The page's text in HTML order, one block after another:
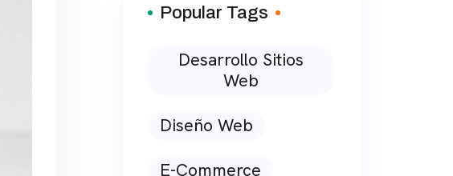
Popular Tags
Desarrollo Sitios
Web
Diseño Web
E-Commerce